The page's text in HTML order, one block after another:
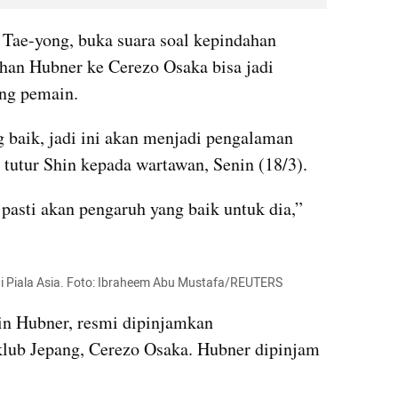
yong, buka suara soal kepindahan
Hubner ke Cerezo Osaka bisa jadi
pemain.
baik, jadi ini akan menjadi pengalaman
Shin kepada wartawan, Senin (18/3).
akan pengaruh yang baik untuk dia,”
Asia. Foto: Ibraheem Abu Mustafa/REUTERS
Hubner, resmi dipinjamkan
Jepang, Cerezo Osaka. Hubner dipinjam